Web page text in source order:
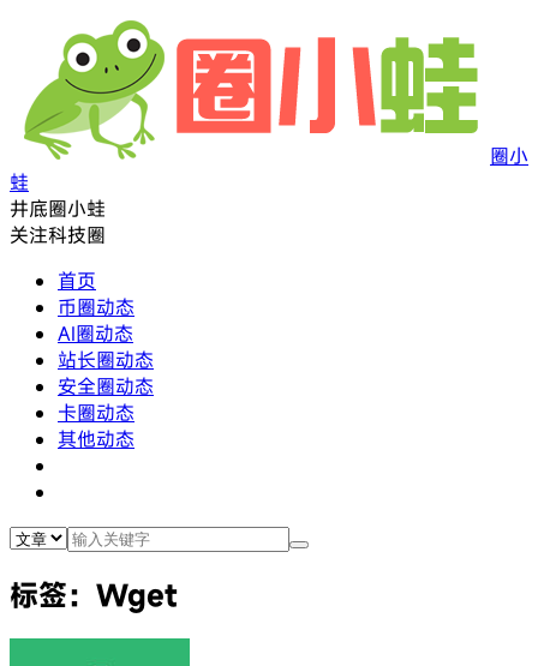
圈小
蛙
井底圈小蛙
关注科技圈
首页
币圈动态
AI圈动态
站长圈动态
安全圈动态
卡圈动态
其他动态
标签：Wget